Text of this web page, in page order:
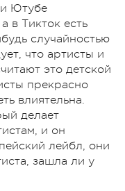
Ютубе
в Тикток есть
случайностью
что артисты и
это детской
прекрасно
влиятельна.
делает
и он
лейбл, они
зашла ли у